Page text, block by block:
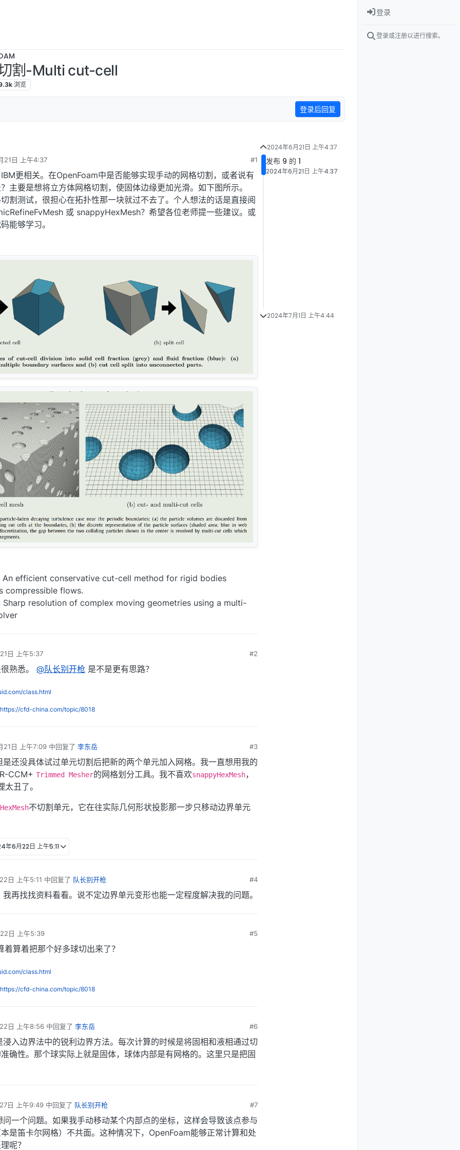
割-Multi cut-cell
浏览
登录后回复
21日 上午4:37 #1
更相关。在OpenFoam中是否能够实现手动的网格切割，或者说有
主要是想将立方体网格切割，使固体边缘更加光滑。如下图所示。
割测试，很担心在拓扑性那一块就过不去了。个人想法的话是直接阅
或 snappyHexMesh？希望各位老师提一些建议。或
能够学习。
An efficient conservative cut-cell method for rigid bodies
compressible flows.
Sharp resolution of complex moving geometries using a multi-
日 上午5:37 #2
熟悉。 @队长别开枪 是不是更有思路？
class.html
https://cfd-china.com/topic/8018
21日 上午7:09中回复了 李东岳 #3
还没具体试过单元切割后把新的两个单元加入网格。我一直想用我的
CCM+ Trimmed Mesher的网格划分工具。我不喜欢snappyHexMesh，
丑了。
不切割单元，它在往实际几何形状投影那一步只移动边界单元
年6月22日 上午5:11
日 上午5:11 中回复了 队长别开枪 #4
再找找资料看看。说不定边界单元变形也能一定程度解决我的问题。
日 上午5:39 #5
算着把那个好多球切出来了？
class.html
https://cfd-china.com/topic/8018
日 上午8:56 中回复了 李东岳 #6
入边界法中的锐利边界方法。每次计算的时候是将固相和液相通过切
确性。那个球实际上就是固体，球体内部是有网格的。这里只是把固
日 上午9:49 中回复了 队长别开枪 #7
一个问题。如果我手动移动某个内部点的坐标，这样会导致该点参与
是笛卡尔网格）不共面。这种情况下，OpenFoam能够正常计算和处
呢？
2024年6月21日 上午4:37
发布 9 的 1
2024年6月21日 上午4:37
2024年7月1日 上午4:44
登录
登录或注册以进行搜索。